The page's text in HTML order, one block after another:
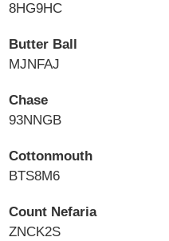
8HG9HC
Butter Ball
MJNFAJ
Chase
93NNGB
Cottonmouth
BTS8M6
Count Nefaria
ZNCK2S